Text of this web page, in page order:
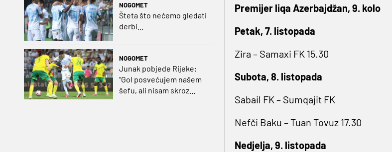
NOGOMET
Šteta što nećemo gledati
derbi...
NOGOMET
Junak pobjede Rijeke:
“Gol posvećujem našem
šefu, ali nisam skroz
Premijer liqa Azerbajdžan, 9. kolo
Petak, 7. listopada
Zira – Samaxi FK 15.30
Subota, 8. listopada
Sabail FK – Sumqajit FK
Nefči Baku – Tuan Tovuz 17.30
Nedjelja, 9. listopada